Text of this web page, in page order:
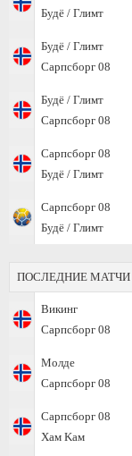
Будё / Глимт
Будё / Глимт
Сарпсборг 08
Будё / Глимт
Сарпсборг 08
Сарпсборг 08
Будё / Глимт
Сарпсборг 08
Будё / Глимт
ПОСЛЕДНИЕ МАТЧИ
Викинг
Сарпсборг 08
Молде
Сарпсборг 08
Сарпсборг 08
Хам Kам